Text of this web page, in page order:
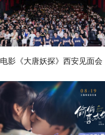
电影《大唐妖探》西安见面会
反响热烈 全龄观众共赏机关长